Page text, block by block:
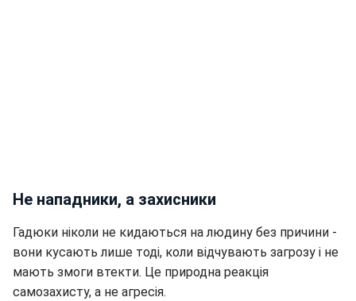
Не нападники, а захисники
Гадюки ніколи не кидаються на людину без причини -
вони кусають лише тоді, коли відчувають загрозу і не
мають змоги втекти. Це природна реакція
самозахисту, а не агресія.